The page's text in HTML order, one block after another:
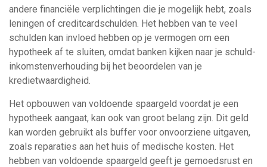
andere financiële verplichtingen die je mogelijk hebt, zoals
leningen of creditcardschulden. Het hebben van te veel
schulden kan invloed hebben op je vermogen om een
hypotheek af te sluiten, omdat banken kijken naar je schuld-
inkomstenverhouding bij het beoordelen van je
kredietwaardigheid.
Het opbouwen van voldoende spaargeld voordat je een
hypotheek aangaat, kan ook van groot belang zijn. Dit geld
kan worden gebruikt als buffer voor onvoorziene uitgaven,
zoals reparaties aan het huis of medische kosten. Het
hebben van voldoende spaargeld geeft je gemoedsrust en